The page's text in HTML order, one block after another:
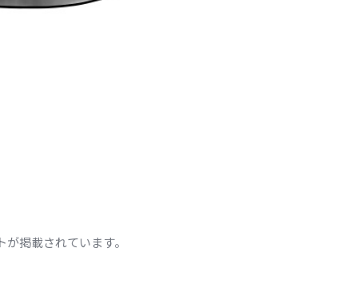
掲載されています。